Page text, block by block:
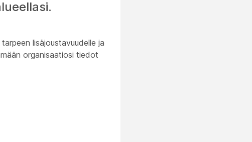
lisäjoustavuudelle ja
organisaatiosi tiedot